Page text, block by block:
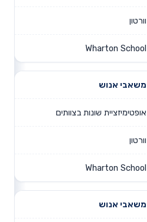
וורטון
Wharton School
משאבי אנוש
אופטימיזציית שונות בצוותים
וורטון
Wharton School
משאבי אנוש